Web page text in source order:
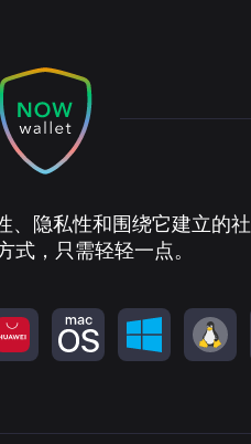
、隐私性和围绕它建立的
式，只需轻轻一点。